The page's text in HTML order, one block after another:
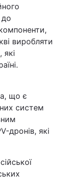
до
виробляти
які
що є
систем
дронів, які